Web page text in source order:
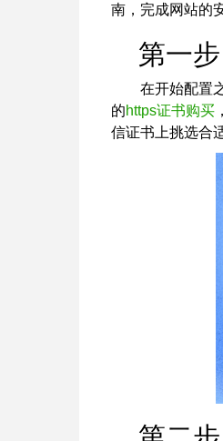
南，完成网站的
第一步
在开始配置
的https证书购买
信证书上挑选合